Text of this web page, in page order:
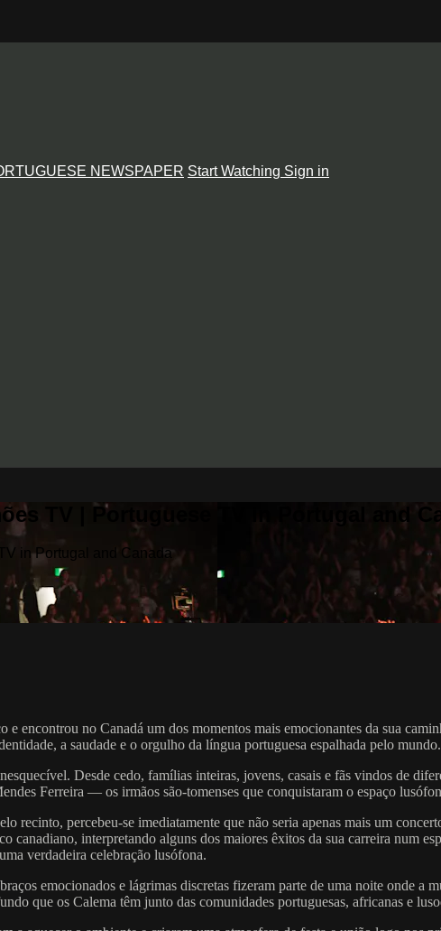
NEWSPAPER Start Watching Sign in
TV | Portuguese TV in Portugal and
in Portugal and Canada
encontrou no Canadá um dos momentos mais emocionantes da sua
a saudade e o orgulho da língua portuguesa espalhada pelo mundo.
Desde cedo, famílias inteiras, jovens, casais e fãs vindos de
Ferreira — os irmãos são-tomenses que conquistaram o espaço
recinto, percebeu-se imediatamente que não seria apenas mais um
canadiano, interpretando alguns dos maiores êxitos da sua carreira num
verdadeira celebração lusófona.
emocionados e lágrimas discretas fizeram parte de uma noite onde
que os Calema têm junto das comunidades portuguesas, africanas e